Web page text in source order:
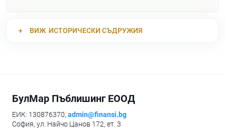
ВИЖ ИСТОРИЧЕСКИ СЪДРУЖИЯ
БулМар Пъблишинг ЕООД
ЕИК: 130876370, admin@finansi.bg
София, ул. Найчо Цанов 172, ет. 3